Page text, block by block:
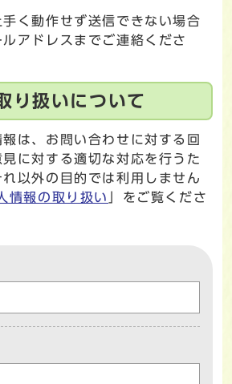
く動作せず送信できない場合
アドレスまでご連絡くださ
り扱いについて
は、お問い合わせに対する回
に対する適切な対応を行うた
以外の目的では利用しません
情報の取り扱い
」をご覧くださ